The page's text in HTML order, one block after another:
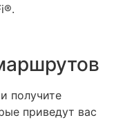
получите
приведут вас